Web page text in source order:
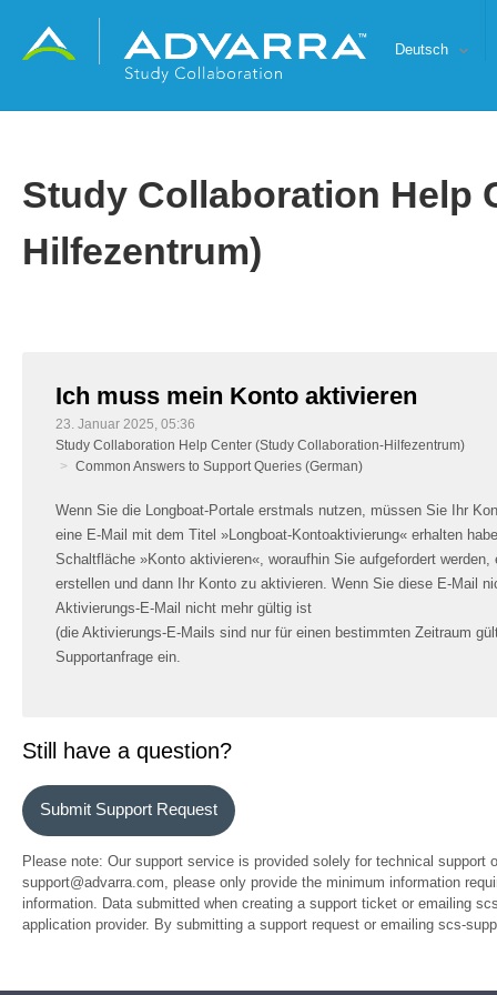
Deutsch
Study Collaboration Help
Hilfezentrum)
Ich muss mein Konto aktivieren
23. Januar 2025, 05:36
Study Collaboration Help Center (Study Collaboration-Hilfezentrum)
Common Answers to Support Queries (German)
Wenn Sie die Longboat-Portale erstmals nutzen, müssen Sie Ihr
eine E-Mail mit dem Titel »Longboat-Kontoaktivierung« erhalten
Schaltfläche »Konto aktivieren«, woraufhin Sie aufgefordert
erstellen und dann Ihr Konto zu aktivieren. Wenn Sie diese E-Mail
Aktivierungs-E-Mail nicht mehr gültig ist
(die Aktivierungs-E-Mails sind nur für einen bestimmten Zeitraum
Supportanfrage ein.
Still have a question?
Submit Support Request
Please note: Our support service is provided solely for technical
support@advarra.com, please only provide the minimum information
information. Data submitted when creating a support ticket or emailing
application provider. By submitting a support request or emailing scs-